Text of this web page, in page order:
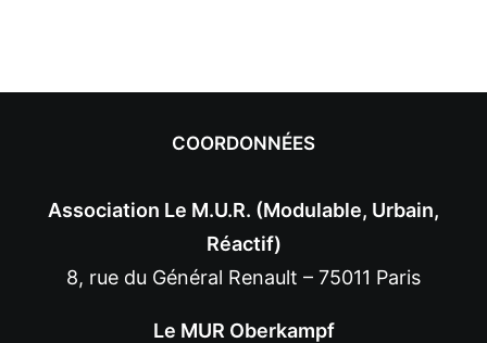
COORDONNÉES
Association Le M.U.R. (Modulable, Urbain,
Réactif)
8, rue du Général Renault – 75011 Paris
Le MUR Oberkampf